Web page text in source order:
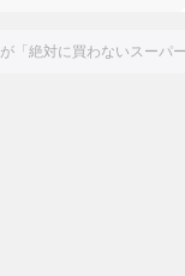
「絶対に買わないスーパ